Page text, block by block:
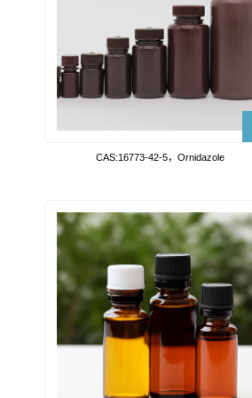
CAS:16773-42-5，Ornidazole